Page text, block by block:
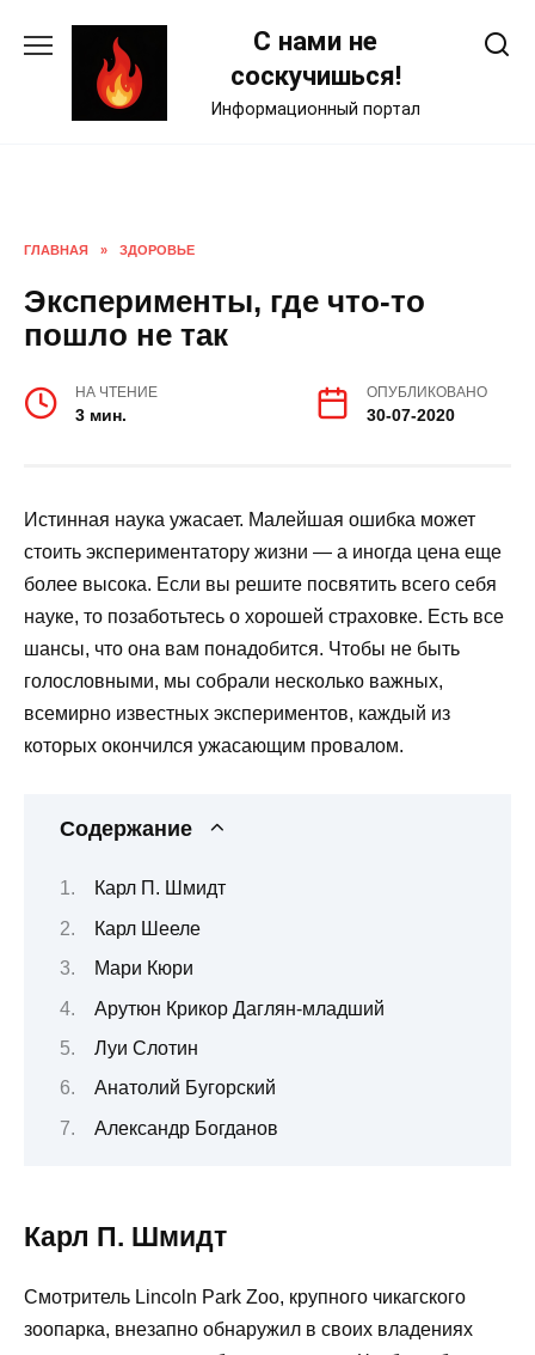
С нами не
соскучишься!
Информационный портал
ГЛАВНАЯ » ЗДОРОВЬЕ
Эксперименты, где что-то
пошло не так
НА ЧТЕНИЕ
3 мин.
ОПУБЛИКОВАНО
30-07-2020
Истинная наука ужасает. Малейшая ошибка может
стоить экспериментатору жизни — а иногда цена еще
более высока. Если вы решите посвятить всего себя
науке, то позаботьтесь о хорошей страховке. Есть все
шансы, что она вам понадобится. Чтобы не быть
голословными, мы собрали несколько важных,
всемирно известных экспериментов, каждый из
которых окончился ужасающим провалом.
Содержание
Карл П. Шмидт
Карл Шееле
Мари Кюри
Арутюн Крикор Даглян-младший
Луи Слотин
Анатолий Бугорский
Александр Богданов
Карл П. Шмидт
Смотритель Lincoln Park Zoo, крупного чикагского
зоопарка, внезапно обнаружил в своих владениях